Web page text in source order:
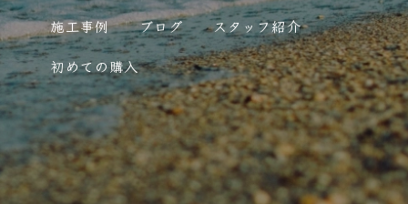
施工事例
初めての購入
ブログ スタッフ紹介